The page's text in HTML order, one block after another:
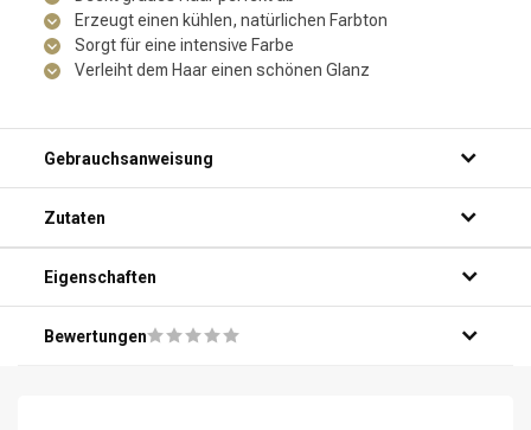
Erzeugt einen kühlen, natürlichen Farbton
Sorgt für eine intensive Farbe
Verleiht dem Haar einen schönen Glanz
Gebrauchsanweisung
trockenes Haar auf.
Schritt 2: Verteilen Sie das Produkt gleichmäßig über das
Haar, von den Wurzeln bis zu den Spitzen.
Einwirkzeit einwirken.
Schritt 4: Spülen Sie das Haar gründlich mit warmem
Zutaten
Eigenschaften
Bewertungen